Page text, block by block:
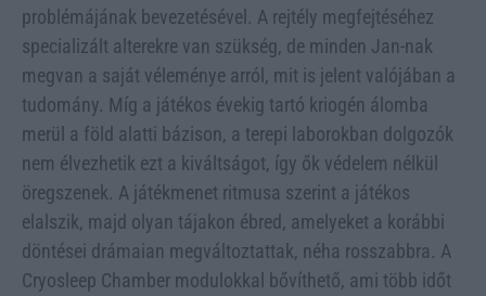
problémájának bevezetésével. A rejtély megfejtéséhez
specializált alterekre van szükség, de minden Jan-nak
megvan a saját véleménye arról, mit is jelent valójában a
tudomány. Míg a játékos évekig tartó kriogén álomba
merül a föld alatti bázison, a terepi laborokban dolgozók
nem élvezhetik ezt a kiváltságot, így ők védelem nélkül
öregszenek. A játékmenet ritmusa szerint a játékos
elalszik, majd olyan tájakon ébred, amelyeket a korábbi
döntései drámaian megváltoztattak, néha rosszabbra. A
Cryosleep Chamber modulokkal bővíthető, ami több időt